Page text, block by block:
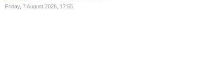
Friday, 7 August 2026, 17:55